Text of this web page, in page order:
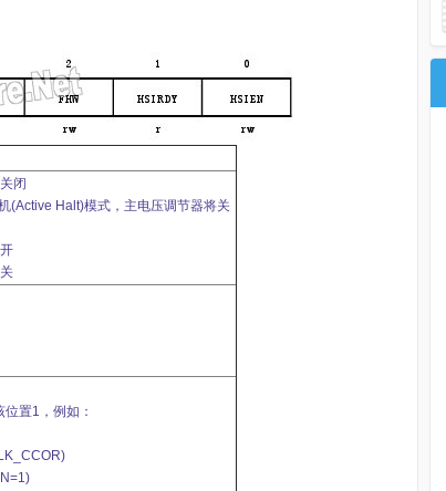
闭
(Active Halt)模式，主电压调节器将关
置1，例如：